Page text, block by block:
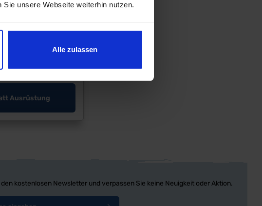
unsere Webseite weiterhin nutzen.
Alle zulassen
Ausrüstung
kostenlosen Newsletter und verpassen Sie keine Neuigkeit oder Aktion.